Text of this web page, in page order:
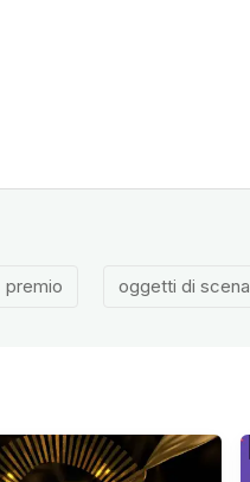
premio oggetti di scena